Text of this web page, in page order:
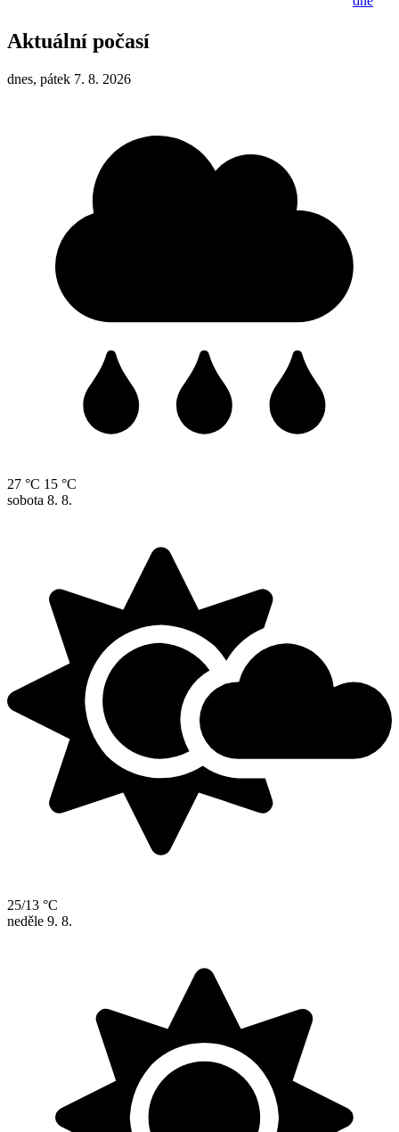
Aktuální počasí
dnes, pátek 7. 8. 2026
27 °C 15 °C
sobota 8. 8.
25/13 °C
neděle 9. 8.